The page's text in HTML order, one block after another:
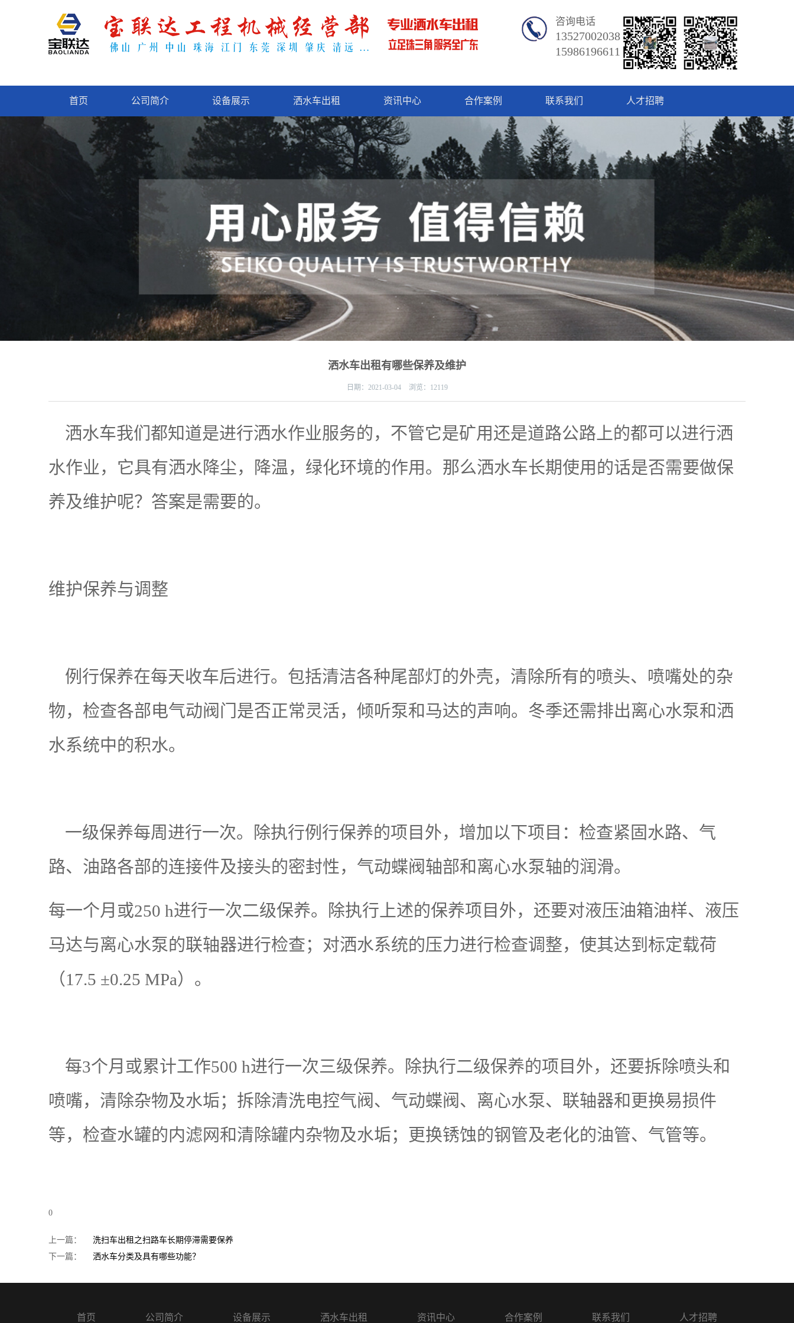
咨询电话
13527002038
15986196611
首页 公司简介 设备展示 洒水车出租 资讯中心 合作案例 联系我们 人才招聘
洒水车出租有哪些保养及维护
日期： 2021-03-04 浏览：12119
洒水车我们都知道是进行洒水作业服务的，不管它是矿用还是道路公路上的都可以进行洒
水作业，它具有洒水降尘，降温，绿化环境的作用。那么洒水车长期使用的话是否需要做保
养及维护呢？答案是需要的。
维护保养与调整
例行保养在每天收车后进行。包括清洁各种尾部灯的外壳，清除所有的喷头、喷嘴处的杂
物，检查各部电气动阀门是否正常灵活，倾听泵和马达的声响。冬季还需排出离心水泵和洒
水系统中的积水。
一级保养每周进行一次。除执行例行保养的项目外，增加以下项目：检查紧固水路、气
路、油路各部的连接件及接头的密封性，气动蝶阀轴部和离心水泵轴的润滑。
每一个月或250 h进行一次二级保养。除执行上述的保养项目外，还要对液压油箱油样、液压
马达与离心水泵的联轴器进行检查；对洒水系统的压力进行检查调整，使其达到标定载荷
（17.5 ±0.25 MPa）。
每3个月或累计工作500 h进行一次三级保养。除执行二级保养的项目外，还要拆除喷头和
喷嘴，清除杂物及水垢；拆除清洗电控气阀、气动蝶阀、离心水泵、联轴器和更换易损件
等，检查水罐的内滤网和清除罐内杂物及水垢；更换锈蚀的钢管及老化的油管、气管等。
0
上一篇：
洗扫车出租之扫路车长期停滞需要保养
下一篇：
洒水车分类及具有哪些功能？
首页 公司简介 设备展示 洒水车出租 资讯中心 合作案例 联系我们 人才招聘